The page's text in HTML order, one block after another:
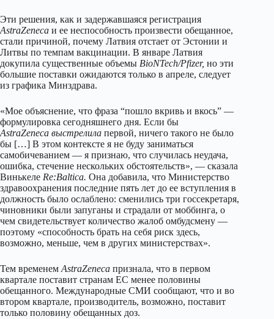
Эти решения, как и задержавшаяся регистрация
AstraZeneca и ее неспособность произвести обещанное,
стали причиной, почему Латвия отстает от Эстонии и
Литвы по темпам вакцинации. В январе Латвия
докупила существенные объемы BioNTech/Pfizer, но эти
большие поставки ожидаются только в апреле, следует
из графика Минздрава.
«Мое объяснение, что фраза “пошло вкривь и вкось” —
формулировка сегодняшнего дня. Если бы
AstraZeneca выстрелила первой, ничего такого не было
бы […] В этом контексте я не буду заниматься
самобичеванием — я признаю, что случилась неудача,
ошибка, стечение нескольких обстоятельств», — сказала
Винькеле Re:Baltica. Она добавила, что Министерство
здравоохранения последние пять лет до ее вступления в
должность было ослаблено: сменились три госсекретаря,
чиновники были запуганы и страдали от моббинга, о
чем свидетельствует количество жалоб омбудсмену —
поэтому «способность брать на себя риск здесь,
возможно, меньше, чем в других министерствах».
Тем временем AstraZeneca признала, что в первом
квартале поставит странам ЕС менее половины
обещанного. Международные СМИ сообщают, что и во
втором квартале, производитель, возможно, поставит
только половину обещанных доз.